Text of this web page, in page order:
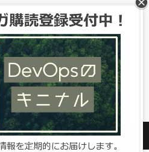
でDevOpsに関する
行っています。
DevOpsHubjp